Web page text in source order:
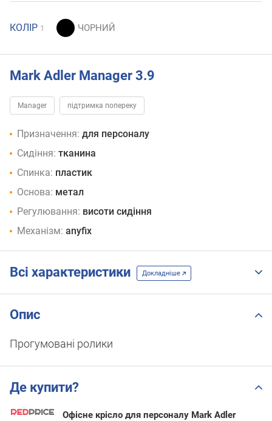
КОЛІР 1
Mark Adler Manager 3.9
Manager підтримка попереку
Призначення: для персоналу
Сидіння: тканина
Спинка: пластик
Основа: метал
Регулювання: висоти сидіння
Механізм: anyfix
Всі характеристики Докладніше
Опис
Прогумовані ролики
Де купити?
Офісне крісло для персоналу Mark Adler